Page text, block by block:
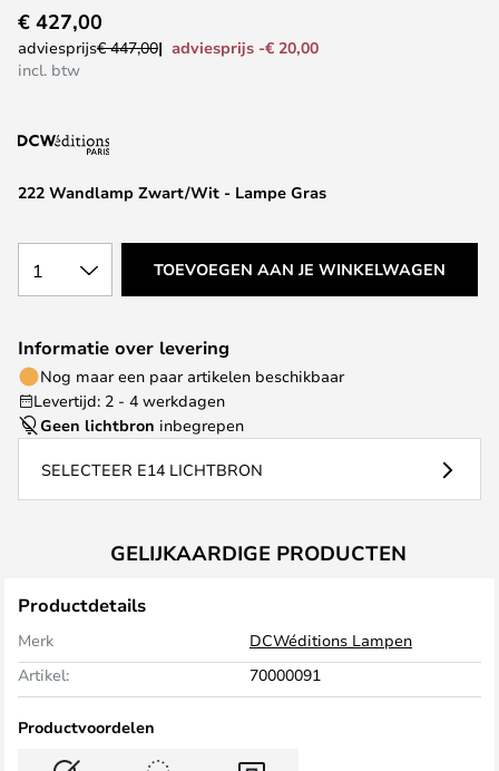
naar
het
de
gallerij
222 Wandlamp Zwart/Wit - Lampe Gras
€ 427,00
adviesprijs€ 447,00
adviesprijs -€ 20,00
incl. btw
1 TOEVOEGEN AAN JE WINKELWAGEN
Informatie over levering
Nog maar een paar artikelen beschikbaar
Levertijd: 2 - 4 werkdagen
Geen lichtbron inbegrepen
SELECTEER E14 LICHTBRON
GELIJKAARDIGE PRODUCTEN
Productdetails
Merk
DCWéditions Lampen
Artikel:
70000091
Productvoordelen